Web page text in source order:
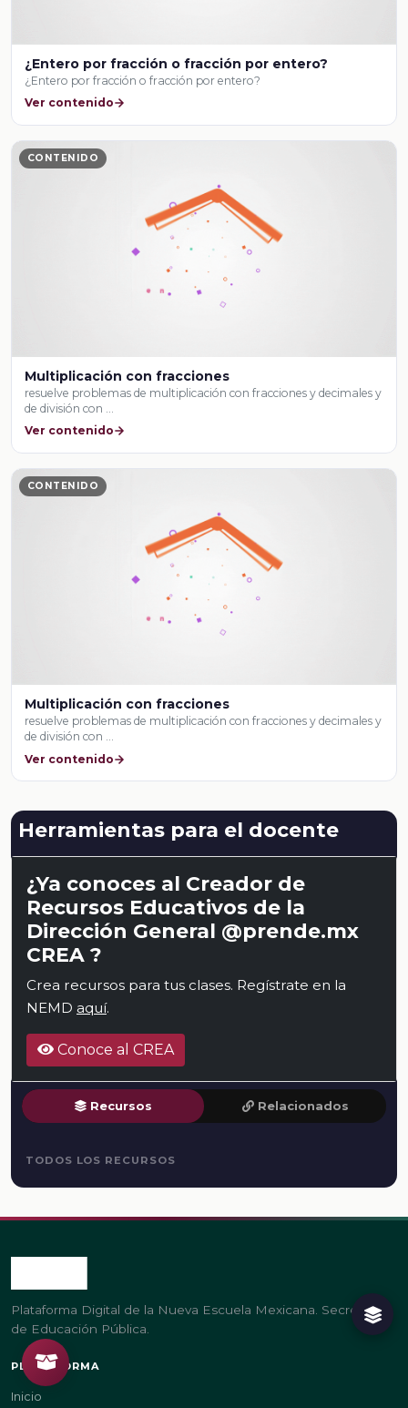
¿Entero por fracción o fracción por entero?
¿Entero por fracción o fracción por entero?
Ver contenido
CONTENIDO
Multiplicación con fracciones
resuelve problemas de multiplicación con fracciones y decimales y
de división con …
Ver contenido
CONTENIDO
Multiplicación con fracciones
resuelve problemas de multiplicación con fracciones y decimales y
de división con …
Ver contenido
Herramientas para el docente
¿Ya conoces al Creador de
Recursos Educativos de la
Dirección General @prende.mx
CREA ?
Crea recursos para tus clases. Regístrate en la
NEMD aquí.
Conoce al CREA
Recursos Relacionados
TODOS LOS RECURSOS
Plataforma Digital de la Nueva Escuela Mexicana. Secretaría
de Educación Pública.
PLATAFORMA
Inicio